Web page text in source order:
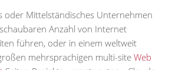
oder Mittelständisches Unternehmen
Anzahl von Internet
führen, oder in einem weltweit
mehrsprachigen multi-site Web